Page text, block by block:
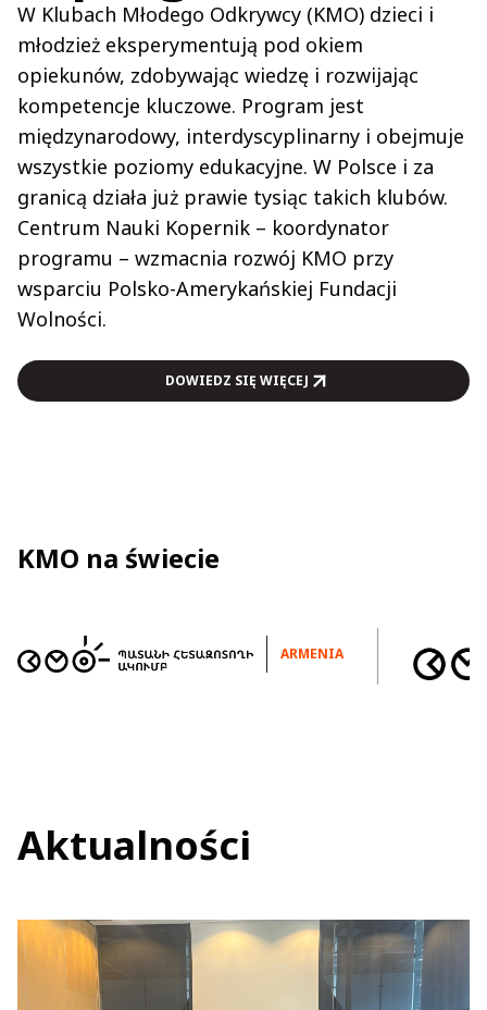
W Klubach Młodego Odkrywcy (KMO) dzieci i
młodzież eksperymentują pod okiem
opiekunów, zdobywając wiedzę i rozwijając
kompetencje kluczowe. Program jest
międzynarodowy, interdyscyplinarny i obejmuje
wszystkie poziomy edukacyjne. W Polsce i za
granicą działa już prawie tysiąc takich klubów.
Centrum Nauki Kopernik – koordynator
programu – wzmacnia rozwój KMO przy
wsparciu Polsko-Amerykańskiej Fundacji
Wolności.
DOWIEDZ SIĘ WIĘCEJ
KMO na świecie
ARMENIA
Aktualności